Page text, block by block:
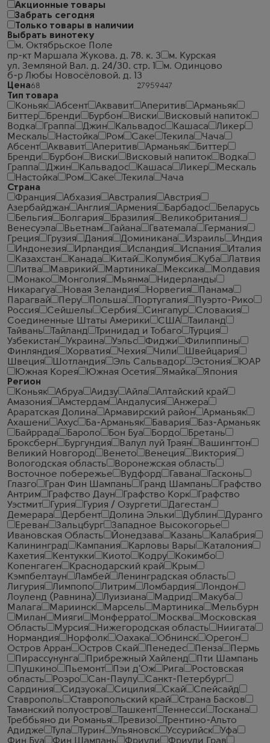
Акционные товары
Забрать сегодня
Только товары в наличии
Выбрать винотеку
м. Октябрьское Поле
пр-кт Маршала Жукова. д. 78. к. 3
м. Курская
ул. Земляной Вал. д. 24/30. стр. 1
м. Одинцово
б-р Любы Новосёловой. д. 13
Цена
Тип товара
Коньяк
Абсент Аквавит Аперитив
Арманьяк
Биттер
Бренди Бурбон Виски
Висковый напиток
Водка
Граппа Джин Кальвадос Кашаса
Ликер
Мескаль
Настойка Ром Саке Текила
Чача
Абсент
Аквавит Аперитив Арманьяк
Биттер
Бренди
Бурбон Виски Висковый напиток
Водка
Граппа
Джин Кальвадос Кашаса Ликер
Мескаль
Настойка
Ром Саке Текила
Чача
Страна
Франция
Абхазия Австралия
Австрия
Азербайджан
Англия Армения Барбадос
Беларусь
Бельгия
Болгария Бразилия
Великобритания
Венесуэла
Вьетнам Гайана Гватемала
Германия
Греция
Грузия Дания Доминикана Израиль
Индия
Индонезия
Ирландия Исландия Испания
Италия
Казахстан
Канада Китай Колумбия Куба
Латвия
Литва
Маврикий Мартиника Мексика
Молдавия
Монако
Монголия Мьянма
Нидерланды
Никарагуа
Новая Зеландия Норвегия
Панама
Парагвай
Перу Польша Португалия
Пуэрто-Рико
Россия
Сейшелы Сербия Сингапур
Словакия
Соединенные Штаты Америки
США
Таиланд
Тайвань
Тайланд Тринидад и Тобаго
Турция
Узбекистан
Украина Уэльс Фиджи
Филиппины
Финляндия
Хорватия Чехия Чили
Швейцария
Швеция
Шотландия Эль Сальвадор Эстония
ЮАР
Южная Корея
Южная Осетия Ямайка
Япония
Регион
Коньяк
Абруа Аидзу Айла
Алтайский край
Амазония
Амстердам Андалусия
Анжера
Араратская Долина
Армавирский район
Арманьяк
Ахашени
Ахус Ба-Арманьяк Бавария
Баз-Арманьяк
Байррада
Бароло Бон Буа Бордо
Бретань
Броксберн
Бургундия Валул луй Траян
Вашингтон
Великий Новгород
Венето Венеция
Виктория
Вологодская область
Воронежская область
Восточное побережье
Вудфорд Гавана
Гасконь
Глазго
Гран Фин Шампань Гранд Шампань
Графство
Антрим
Графство Даун Графство Корк
Графство
Уэстмит
Гурия Гурия / Озургети
Дагестан
Демерара
Дербент Долина Эльки Дублин
Дуранго
Ереван
Зальцбург
Западное Высокогорье
Ивановская Область
Йонедзава Казань
Калабрия
Калининград
Кампания Карловы Вары
Каталония
Кахетия
Кентукки Киото Кодру
Кокимбо
Копенгаген
Краснодарский край
Крым
Кэмпбелтаун
Ламбей
Ленинградская область
Лигурия
Лимпопо Литрим Ломбардия
Лондон
Лоуленд (Равнина)
Луизиана Мадрид
Макуба
Малага
Мариинск Марсель Мартиника
Мельбурн
Милан
Мияги Монферрато Москва
Московская
Область
Мурсия Нижегородская область
Ниигата
Нормандия
Норфолк Оахака Обнинск
Орегон
Остров Арран
Остров Скай Пенедес Пенза
Пермь
Пирассунунга
Прибрежный Хайленд
Пти Шампань
Пушкино
Пьемонт Пэи д'Ож Рига
Ростовская
область
Роэро Сан-Паулу
Санкт-Петербург
Сардиния
Сидзуока Сицилия Скай
Спейсайд
Ставрополь
Ставропольский край
Страна Басков
Таманский полуостров
Ташкент Теннесси
Тоскана
Треббьяно ди Романья
Тревизо
Трентино-Альто
Адидже
Тула Турин Ульяновск Уссурийск
Уфа